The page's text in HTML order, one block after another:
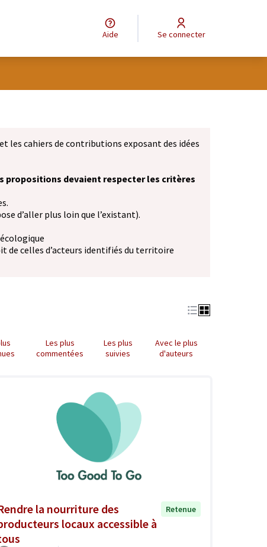
Aide Se connecter
cahiers de contributions exposant des idées
propositions devaient respecter les critères
d’aller plus loin que l’existant).
de celles d’acteurs identifiés du territoire
Les plus
commentées
Les plus
suivies
Avec le plus
d'auteurs
la nourriture des
locaux accessible à
Retenue